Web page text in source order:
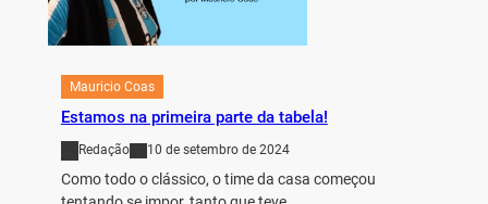
Mauricio Coas
Estamos na primeira parte da tabela!
Redação 10 de setembro de 2024
Como todo o clássico, o time da casa começou